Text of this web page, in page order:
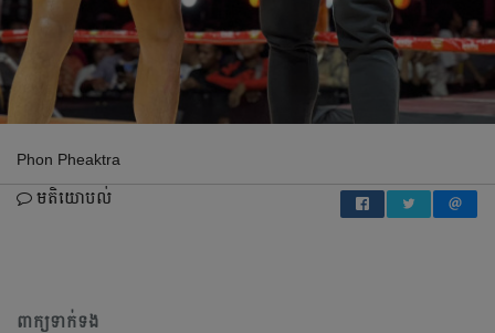
Phon Pheaktra
មតិយោបល់
ពាក្យទាក់ទង